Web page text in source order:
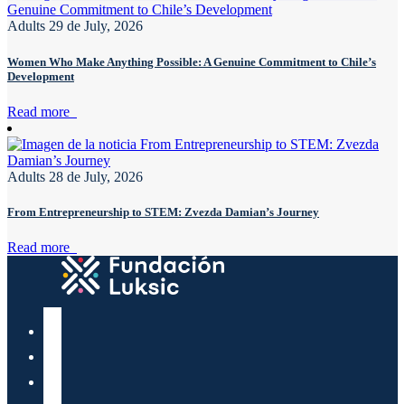
Adults 29 de July, 2026
Women Who Make Anything Possible: A Genuine Commitment to Chile’s
Development
Read more
Adults 28 de July, 2026
From Entrepreneurship to STEM: Zvezda Damian’s Journey
Read more